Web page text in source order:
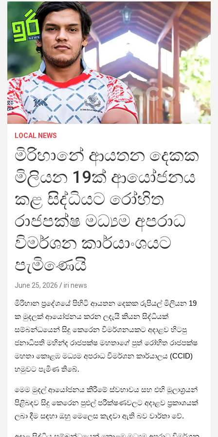
LOCAL NEWS
මිරිහානේ ආයතන දෙකක
මිලියන 19ක් ආයෝජනය
කළ සිද්ධියට රෝහිත
රාජපක්ෂ මධ්‍යම අපරාධ
විමර්ශන කාර්යාංශයට
පැමිණෙයි
June 25, 2026 iri news
මිරිහාන ප්‍රදේශයේ පිහිටි ආයතන දෙකක රුපියල් මිලියන 19
ක මුදලක් ආයෝජනය කරන ලදැයි කියන සිද්ධියක්
සම්බන්ධයෙන් සිදු කෙරෙන විමර්ශනයකට අදාළව හිටපු
ජනාධිපති මහින්ද රාජපක්ෂ මහතාගේ පුත් රෝහිත රාජපක්ෂ
මහතා කොළඹ මධ්‍යම අපරාධ විමර්ශන කාර්යාලය (CCID)
හමුවට පැමිණ තිබේ.
මෙම මුදල් ආයෝජනය කිරීමේ ස්වභාවය සහ එහි මූලාශ්‍රයන්
පිළිබඳව සිදු කෙරෙන පුළුල් පරීක්ෂණවලට අදාළව ප්‍රකාශයක්
ලබා දීම සඳහා ඔහු මෙලෙස කැඳවා ඇති බව වාර්තා වේ.